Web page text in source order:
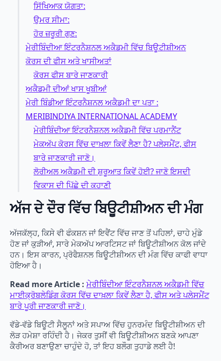
ਸਿੱਖਿਆਕ ਯੋਗਤਾ:
ਉਮਰ ਸੀਮਾ:
ਹੋਰ ਜ਼ਰੂਰੀ ਗੁਣ:
ਮੇਰੀਬਿੰਦੀਆ ਇੰਟਰਨੈਸ਼ਨਲ ਅਕੈਡਮੀ ਵਿੱਚ ਬਿਊਟੀਸ਼ੀਅਨ
ਕੋਰਸ ਦੀ ਫੀਸ ਅਤੇ ਖਾਸੀਅਤਾਂ
ਕੋਰਸ ਫੀਸ ਬਾਰੇ ਜਾਣਕਾਰੀ
ਅਕੈਡਮੀ ਦੀਆਂ ਖਾਸ ਖੂਬੀਆਂ
ਮੇਰੀ ਬਿੰਡੀਆ ਇੰਟਰਨੈਸ਼ਨਲ ਅਕੈਡਮੀ ਦਾ ਪਤਾ :
MERIBINDIYA INTERNATIONAL ACADEMY
ਮੇਰੀਬਿੰਦੀਆ ਇੰਟਰਨੈਸ਼ਨਲ ਅਕੈਡਮੀ ਵਿੱਚ ਪਰਮਾਨੈਂਟ
ਮੇਕਅੱਪ ਕੋਰਸ ਵਿੱਚ ਦਾਖ਼ਲਾ ਕਿਵੇਂ ਲੈਣਾ ਹੈ? ਪਲੇਸਮੈਂਟ, ਫੀਸ
ਬਾਰੇ ਜਾਣਕਾਰੀ ਜਾਣੋ।
ਲੋਰੀਅਲ ਅਕੈਡਮੀ ਦੀ ਸ਼ੁਰੂਆਤ ਕਿਵੇਂ ਹੋਈ? ਜਾਣੋ ਇਸਦੀ
ਵਿਕਾਸ ਦੀ ਪਿੱਛੇ ਦੀ ਕਹਾਣੀ
ਅੱਜ ਦੇ ਦੌਰ ਵਿੱਚ ਬਿਊਟੀਸ਼ੀਅਨ ਦੀ ਮੰਗ
ਅੱਜਕੱਲ੍ਹ, ਕਿਸੇ ਵੀ ਫੰਕਸ਼ਨ ਜਾਂ ਇਵੈਂਟ ਵਿੱਚ ਜਾਣ ਤੋਂ ਪਹਿਲਾਂ, ਚਾਹੇ ਮੁੰਡੇ
ਹੋਣ ਜਾਂ ਕੁੜੀਆਂ, ਸਾਰੇ ਮੇਕਅੱਪ ਆਰਟਿਸਟ ਜਾਂ ਬਿਊਟੀਸ਼ੀਅਨ ਕੋਲ ਜਾਂਦੇ
ਹਨ। ਇਸ ਕਾਰਨ, ਪ੍ਰੋਫੈਸ਼ਨਲ ਬਿਊਟੀਸ਼ੀਅਨ ਦੀ ਮੰਗ ਵਿੱਚ ਕਾਫੀ ਵਾਧਾ
ਹੋਇਆ ਹੈ।
Read more Article : ਮੇਰੀਬਿੰਦੀਆ ਇੰਟਰਨੈਸ਼ਨਲ ਅਕੈਡਮੀ ਵਿੱਚ
ਮਾਈਕ੍ਰੋਬਲੇਡਿੰਗ ਕੋਰਸ ਵਿੱਚ ਦਾਖ਼ਲਾ ਕਿਵੇਂ ਲੈਣਾ ਹੈ, ਫੀਸ ਅਤੇ ਪਲੇਸਮੈਂਟ
ਬਾਰੇ ਪੂਰੀ ਜਾਣਕਾਰੀ ਜਾਣੋ।
ਵੱਡੇ-ਵੱਡੇ ਬਿਊਟੀ ਸੈਲੂਨਾਂ ਅਤੇ ਸਪਾਅ ਵਿੱਚ ਹੁਨਰਮੰਦ ਬਿਊਟੀਸ਼ੀਅਨ ਦੀ
ਲੋੜ ਹਮੇਸ਼ਾ ਰਹਿੰਦੀ ਹੈ। ਜੇਕਰ ਤੁਸੀਂ ਵੀ ਬਿਊਟੀਸ਼ੀਅਨ ਬਣਕੇ ਆਪਣਾ
ਕੈਰੀਅਰ ਬਣਾਉਣਾ ਚਾਹੁੰਦੇ ਹੋ, ਤਾਂ ਇਹ ਬਲੌਗ ਤੁਹਾਡੇ ਲਈ ਹੈ!